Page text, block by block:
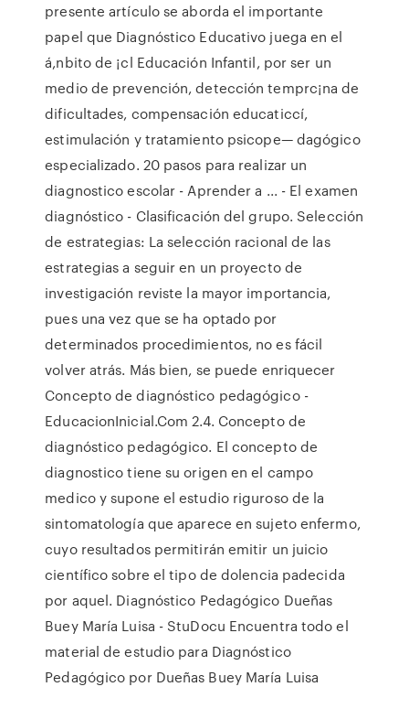
presente artículo se aborda el importante
papel que Diagnóstico Educativo juega en el
á,nbito de ¡cl Educación Infantil, por ser un
medio de prevención, detección temprc¡na de
dificultades, compensación educaticcí,
estimulación y tratamiento psicope— dagógico
especializado. 20 pasos para realizar un
diagnostico escolar - Aprender a ... - El examen
diagnóstico - Clasificación del grupo. Selección
de estrategias: La selección racional de las
estrategias a seguir en un proyecto de
investigación reviste la mayor importancia,
pues una vez que se ha optado por
determinados procedimientos, no es fácil
volver atrás. Más bien, se puede enriquecer
Concepto de diagnóstico pedagógico -
EducacionInicial.Com 2.4. Concepto de
diagnóstico pedagógico. El concepto de
diagnostico tiene su origen en el campo
medico y supone el estudio riguroso de la
sintomatología que aparece en sujeto enfermo,
cuyo resultados permitirán emitir un juicio
científico sobre el tipo de dolencia padecida
por aquel. Diagnóstico Pedagógico Dueñas
Buey María Luisa - StuDocu Encuentra todo el
material de estudio para Diagnóstico
Pedagógico por Dueñas Buey María Luisa